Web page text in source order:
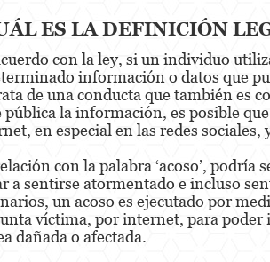
ES LA DEFINICIÓN
con la ley, si un individuo
información o datos que
de una conducta que también es
pública la información, es posible
en especial en las redes
con la palabra ‘acoso’,
a sentirse atormentado e incluso
un acoso es ejecutado por
víctima, por internet, para poder
dañada o afectada.